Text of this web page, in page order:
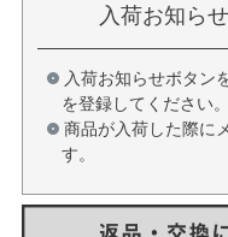
入荷お知ら
入荷お知らせボタン
を登録してください。
商品が入荷した際に
す。